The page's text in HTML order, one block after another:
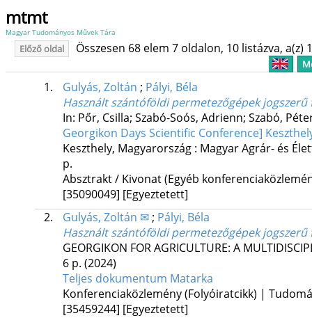
mtmt
Magyar Tudományos Művek Tára
Előző oldal Összesen 68 elem 7 oldalon, 10 listázva, a(z)
1. Gulyás, Zoltán ; Pályi, Béla
Használt szántóföldi permetezőgépek
In: Pőr, Csilla; Szabó-Soós, Adrienn; Szabó,
Georgikon Days Scientific Conference]
Keszthely, Magyarország : Magyar Agrár- és
p.
Absztrakt / Kivonat (Egyéb
[35090049] [Egyeztetett]
2.
Gulyás, Zoltán ✉; Pályi, Béla
Használt szántóföldi permetezőgépek
GEORGIKON FOR AGRICULTURE: A
6 p. (2024)
Teljes dokumentum Matarka
Konferenciaközlemény (Folyóiratcikk) |
[35459244] [Egyeztetett]